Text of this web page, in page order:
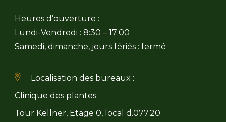
Heures d’ouverture :
Lundi-Vendredi : 8:30 – 17:00
Samedi, dimanche, jours fériés : fermé
Localisation des bureaux :
Clinique des plantes
Tour Kellner, Etage 0, local d.077.20